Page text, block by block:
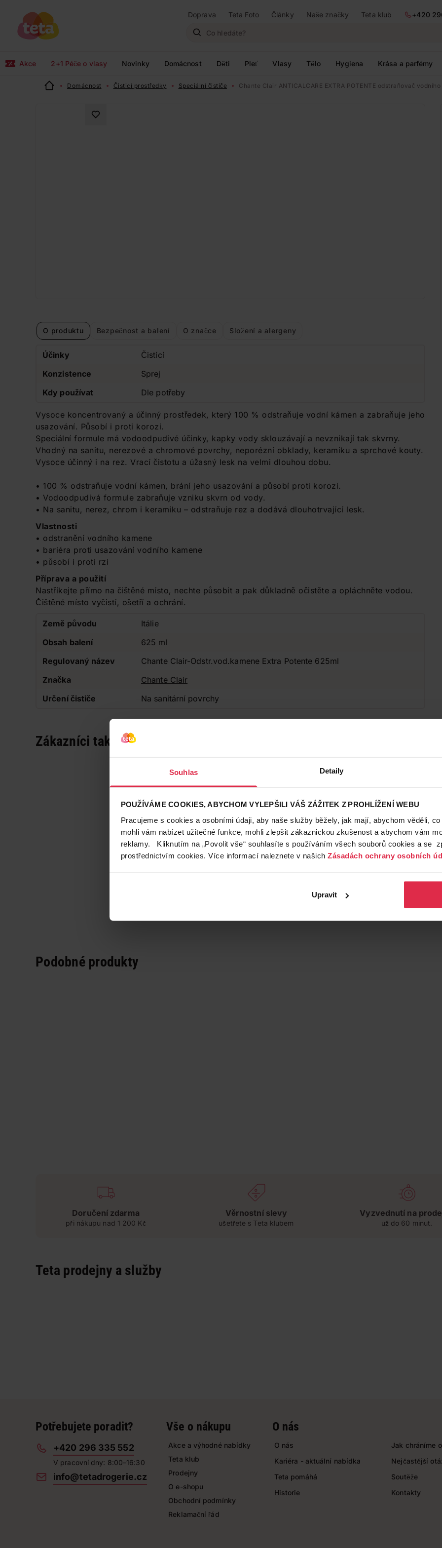
Souhlas Detaily
POUŽÍVÁME COOKIES, ABYCHOM VYLEPŠILI VÁŠ ZÁŽITEK Z PROHLÍŽENÍ WEBU
Pracujeme s cookies a osobními údaji, aby naše služby běžely, jak mají, abychom věděli,
mohli vám nabízet užitečné funkce, mohli zlepšit zákaznickou zkušenost a abychom vám
reklamy. Kliknutím na „Povolit vše“ souhlasíte s používáním všech souborů cookies a se
prostřednictvím cookies. Více informací naleznete v našich Zásadách ochrany osobních
Upravit
Doprava Teta Foto Články Naše značky Teta klub
+420
Akce 2+1 Péče o vlasy Novinky Domácnost Děti Pleť Vlasy Tělo Hygiena Krása a parfémy
Domácnost Čisticí prostředky Speciální čističe Chante Clair ANTICALCARE EXTRA POTENTE odstraňovač
O produktu Bezpečnost a balení O značce Složení a alergeny
Účinky
Čistící
Konzistence
Sprej
Kdy používat
Dle potřeby
Vysoce koncentrovaný a účinný prostředek, který 100 % odstraňuje vodní kámen a zabraňuje jeho
usazování. Působí i proti korozi.
Speciální formule má vodoodpudivé účinky, kapky vody sklouzávají a nevznikají tak skvrny.
Vhodný na sanitu, nerezové a chromové povrchy, neporézní obklady, keramiku a sprchové kouty.
Vysoce účinný i na rez. Vrací čistotu a úžasný lesk na velmi dlouhou dobu.
• 100 % odstraňuje vodní kámen, brání jeho usazování a působí proti korozi.
• Vodoodpudivá formule zabraňuje vzniku skvrn od vody.
• Na sanitu, nerez, chrom i keramiku – odstraňuje rez a dodává dlouhotrvající lesk.
Vlastnosti
• odstranění vodního kamene
• bariéra proti usazování vodního kamene
• působí i proti rzi
Příprava a použití
Nastříkejte přímo na čištěné místo, nechte působit a pak důkladně očistěte a opláchněte vodou.
Čištěné místo vyčistí, ošetří a ochrání.
Země původu
Itálie
Obsah balení
625 ml
Regulovaný název
Chante Clair-Odstr.vod.kamene Extra Potente 625ml
Značka
Chante Clair
Určení čističe
Na sanitární povrchy
Zákazníci také často nakupují
Podobné produkty
Doručení zdarma
při nákupu nad 1 200 Kč
Věrnostní slevy
ušetřete s Teta klubem
Vyzvednutí na
už do 60 minut.
Teta prodejny a služby
Potřebujete poradit?
+420 296 335 552
V pracovní dny: 8:00–16:30
info@tetadrogerie.cz
Vše o nákupu
Akce a výhodné nabídky
Teta klub
Prodejny
O e-shopu
Obchodní podmínky
Reklamační řád
O nás
O nás
Kariéra - aktuální nabídka
Teta pomáhá
Historie
Jak chráníme
Nejčastější
Soutěže
Kontakty